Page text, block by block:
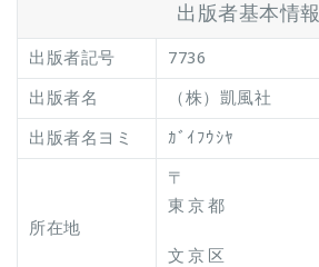
出版者基本情報
出版者記号
7736
出版者名
（株）凱風社
出版者名ヨミ
ｶﾞｲﾌｳｼﾔ
所在地
〒
東京都
文京区